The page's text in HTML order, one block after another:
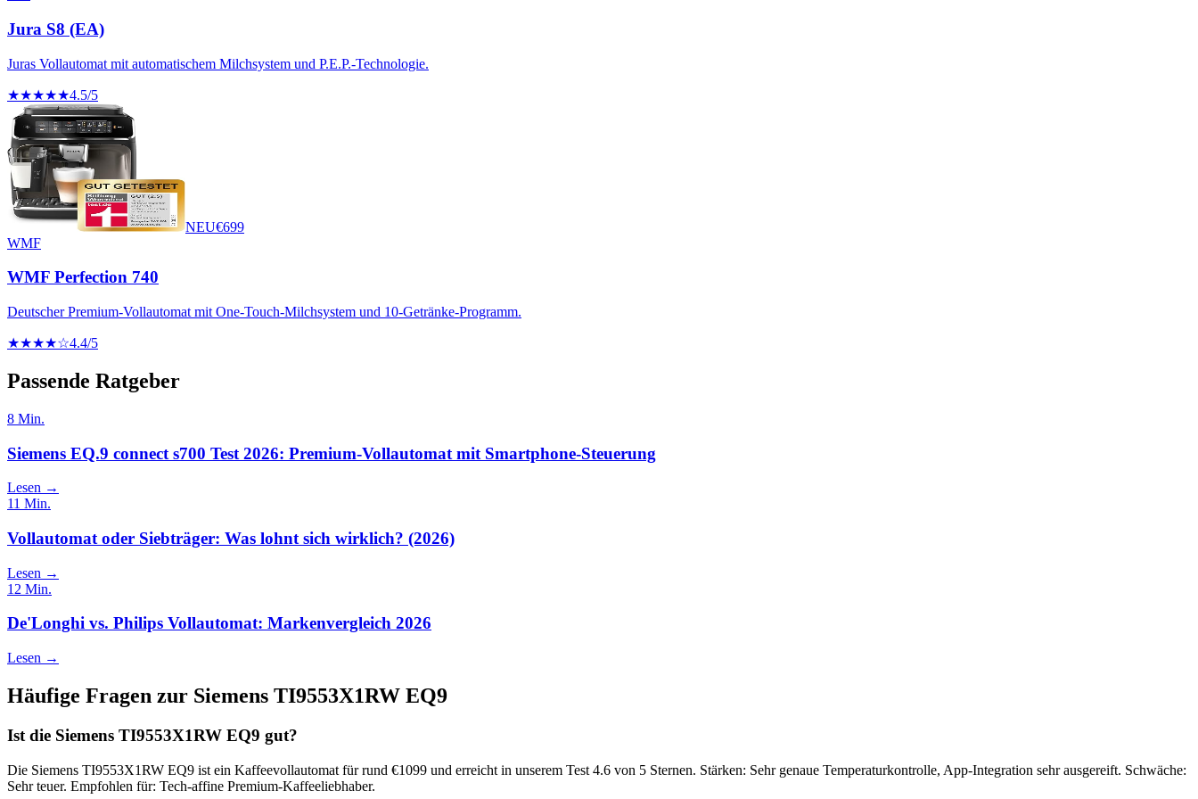
Jura S8 (EA)
Juras Vollautomat mit automatischem Milchsystem und P.E.P.-Technologie.
★★★★★4.5/5
NEU€699
WMF
WMF Perfection 740
Deutscher Premium-Vollautomat mit One-Touch-Milchsystem und 10-Getränke-Programm.
★★★★☆4.4/5
Passende Ratgeber
8 Min.
Siemens EQ.9 connect s700 Test 2026: Premium-Vollautomat mit Smartphone-Steuerung
Lesen →
11 Min.
Vollautomat oder Siebträger: Was lohnt sich wirklich? (2026)
Lesen →
12 Min.
De'Longhi vs. Philips Vollautomat: Markenvergleich 2026
Lesen →
Häufige Fragen zur Siemens TI9553X1RW EQ9
Ist die Siemens TI9553X1RW EQ9 gut?
Die Siemens TI9553X1RW EQ9 ist ein Kaffeevollautomat für rund €1099 und erreicht in unserem Test 4.6 von 5 Sternen. Stärken: Sehr genaue Temperaturkontrolle, App-Integration sehr ausgereift. Schwäche:
Sehr teuer. Empfohlen für: Tech-affine Premium-Kaffeeliebhaber.